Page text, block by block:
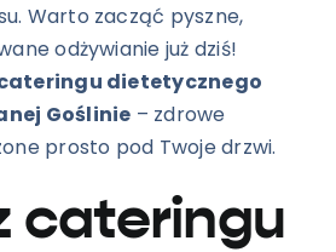
Warto zacząć pyszne,
odżywianie już dziś!
dietetycznego
Goślinie – zdrowe
prosto pod Twoje drzwi.
cateringu